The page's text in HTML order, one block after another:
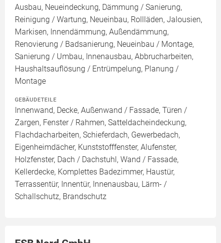
Ausbau, Neueindeckung, Dämmung / Sanierung,
Reinigung / Wartung, Neueinbau, Rollläden, Jalousien,
Markisen, Innendämmung, Außendämmung,
Renovierung / Badsanierung, Neueinbau / Montage,
Sanierung / Umbau, Innenausbau, Abbrucharbeiten,
Haushaltsauflösung / Entrümpelung, Planung /
Montage
GEBÄUDETEILE
Innenwand, Decke, Außenwand / Fassade, Türen /
Zargen, Fenster / Rahmen, Satteldacheindeckung,
Flachdacharbeiten, Schieferdach, Gewerbedach,
Eigenheimdächer, Kunststofffenster, Alufenster,
Holzfenster, Dach / Dachstuhl, Wand / Fassade,
Kellerdecke, Komplettes Badezimmer, Haustür,
Terrassentür, Innentür, Innenausbau, Lärm- /
Schallschutz, Brandschutz